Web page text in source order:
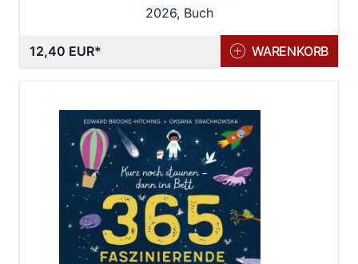
2026, Buch
12,40 EUR WARENKORB